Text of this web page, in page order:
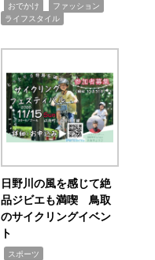
おでかけ ファッション
ライフスタイル
日野川の風を感じて絶
品ジビエも満喫 鳥取
のサイクリングイベン
ト
スポーツ